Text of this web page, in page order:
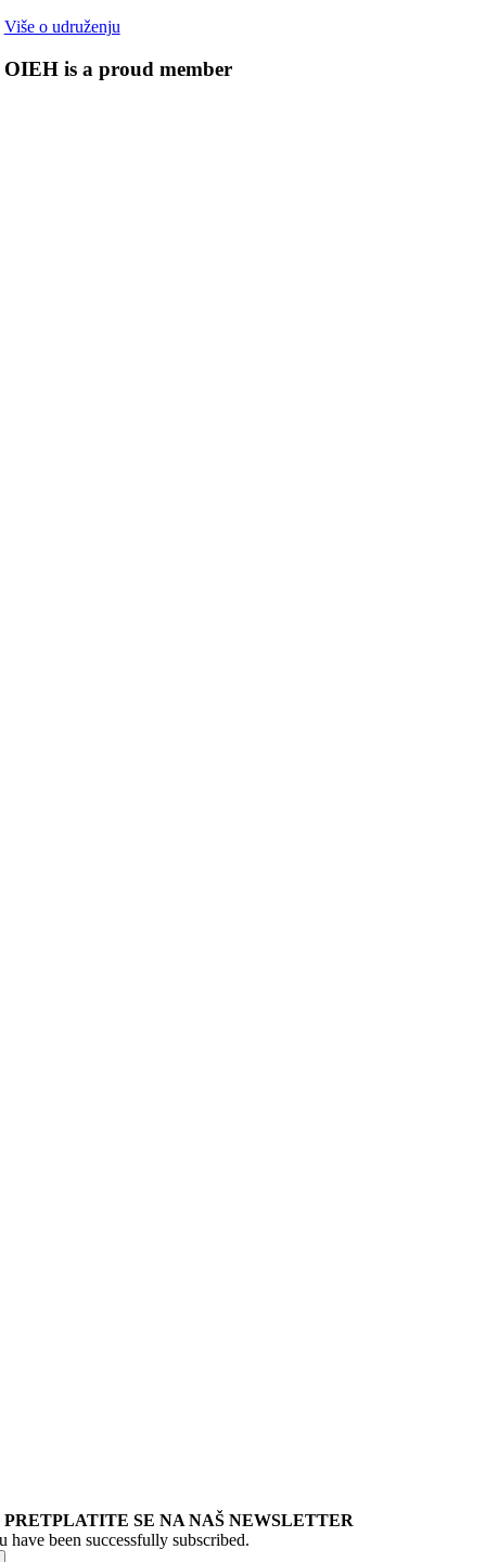
Više o udruženju
OIEH is a proud member
PRETPLATITE SE NA NAŠ NEWSLETTER
have been successfully subscribed.